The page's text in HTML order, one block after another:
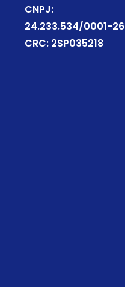
CNPJ:
24.233.534/0001-26
CRC: 2SP035218